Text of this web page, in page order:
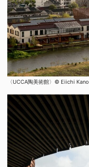
〈UCCA陶美術館〉© Eiichi Kano